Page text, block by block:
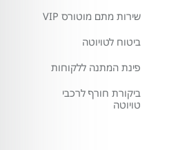
שירות מתם מוטורס VIP
ביטוח לטויוטה
פינת המתנה ללקוחות
ביקורת חורף לרכבי
טויוטה